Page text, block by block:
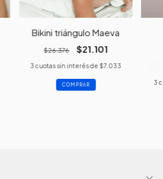
Bikini triángulo Maeva
$26.376 $21.101
3 cuotas sin interés de $7.033
COMPRAR 3